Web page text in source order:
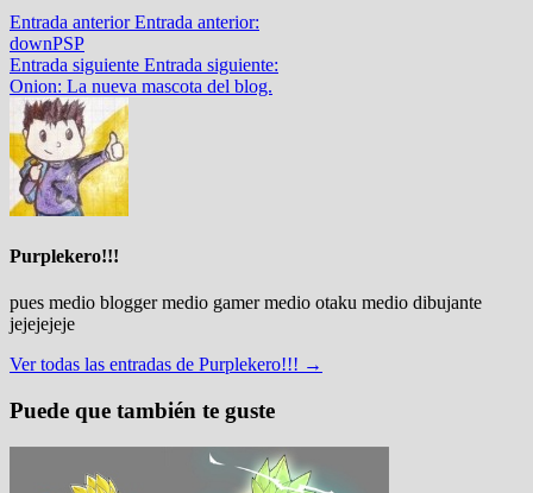
Entrada anterior Entrada anterior:
downPSP
Entrada siguiente Entrada siguiente:
Onion: La nueva mascota del blog.
Purplekero!!!
pues medio blogger medio gamer medio otaku medio dibujante
jejejejeje
Ver todas las entradas de Purplekero!!! →
Puede que también te guste